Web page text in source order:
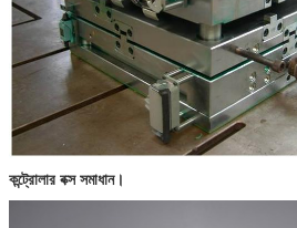
কন্ট্রোলার বক্স সমাধান।